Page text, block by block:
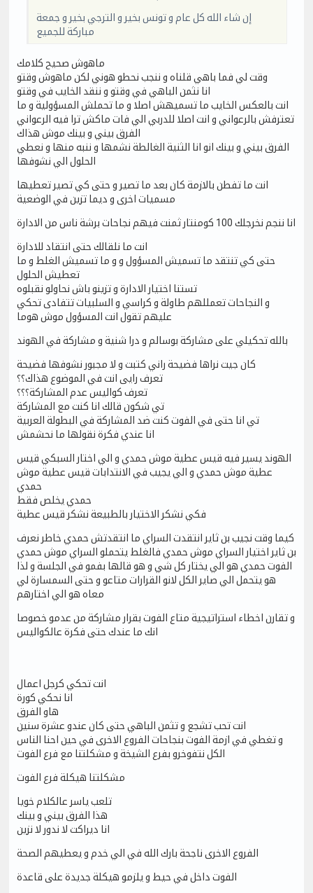
إن شاء الله كل عام و تونس بخير و الترجي بخير و جمعة
مباركة للجميع
ماهوش صحيح كلامك
وقت لي فما باهي قلناه و ننجب نحطو هوني لكن ماهوش وقتو
انا نثمن الباهي في وقتو و ننقد الخايب في وقتو
انت بالعكس الخايب ما تسميهش اصلا و ما تحملش المسؤولية و ما
تعترفش بالرعواني و انت اصلا للدربي الي فات ماكش ترا فيه الرعواني
الفرق بيني و بينك موش هذاك
الفرق بيني و بينك انو انا الثنية الغالطة نشمها و ننبه منها و نعطي
الحلول الي نشوفها
انت ما تفطن بالازمة كان بعد ما تصير و حتى كي تصير تعطيها
مسميات اخرى و ديما تزين في الوضعية
انا ننجم نخرجلك 100 كومنتار ثمنت فيهم نجاحات برشة ناس من الادارة
انت ما نلقالك حتى انتقاد للادارة
حتى كي تنتقد ما تسميش المسؤول و و ما تسميش الغلط و ما
تعطيش الحلول
تستنا اختيار الادارة و تزينو باش نحاولو نقبلوه
و النجاحات تعمللهم طاولة و كراسي و السلبيات تتفادى تحكي
عليهم تقول انت المسؤول موش هوما
بالله تحكيلي على مشاركة بوسالم و درا شنية و مشاركة في الهوند
كان جيت نراها فضيحة راني كتبت و لا مجبور نشوفها فضيحة
تعرف رايى انت في الموضوع هذاك؟؟
تعرف كواليس عدم المشاركة؟؟؟
تي شكون قالك انا كنت مع المشاركة
تي انا حتى في الفوت كنت ضد المشاركة في البطولة العربية
انا عندي فكرة نقولها ما نحشمش
الهوند يسير فيه قيس عطية موش حمدي و الي اختار السبكي قيس
عطية موش حمدي و الي يجيب في الانتدابات قيس عطية موش
حمدي
حمدي يخلص فقط
فكي نشكر الاختيار بالطبيعة نشكر قيس عطية
كيما وقت نجيب بن ثاير انتقدت السراي ما انتقدتش حمدي خاطر نعرف
بن ثاير اختيار السراي موش حمدي فالغلط يتحملو السراي موش حمدي
الفوت حمدي هو الي يختار كل شي و هو قالها بفمو في الجلسة و لذا
هو يتحمل الي صاير الكل لانو القرارات متاعو و حتى السمسارة لي
معاه هو الي اختارهم
و تقارن اخطاء استراتيجية متاع الفوت بقرار مشاركة من عدمو خصوصا
انك ما عندك حتى فكرة عالكواليس
انت تحكي كرجل اعمال
انا نحكي كورة
هاو الفرق
انت تحب تشجع و تثمن الباهي حتى كان عندو عشرة سنين
و تغطي في ازمة الفوت بنجاحات الفروع الاخرى في حين احنا الناس
الكل نتفوخرو بفرع الشيخة و مشكلتنا مع فرع الفوت
مشكلتنا هيكلة فرع الفوت
تلعب ياسر عالكلام خويا
هذا الفرق بيني و بينك
انا ديراكت لا ندور لا نزين
الفروع الاخرى ناجحة بارك الله في الي خدم و يعطيهم الصحة
الفوت داخل في حيط و يلزمو هيكلة جديدة على قاعدة